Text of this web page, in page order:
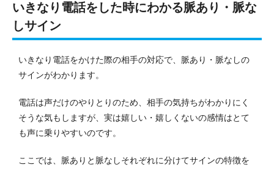
いきなり電話をした時にわかる脈あり・脈な
しサイン
いきなり電話をかけた際の相手の対応で、脈あり・脈なしの
サインがわかります。
電話は声だけのやりとりのため、相手の気持ちがわかりにく
そうな気もしますが、実は嬉しい・嬉しくないの感情はとて
も声に乗りやすいのです。
ここでは、脈ありと脈なしそれぞれに分けてサインの特徴を